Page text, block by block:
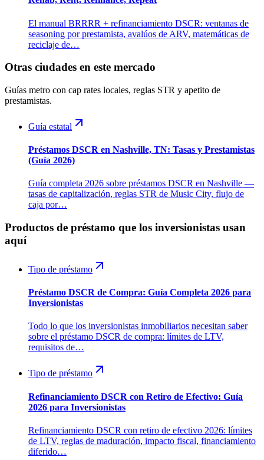
El manual BRRRR + refinanciamiento DSCR: ventanas de
seasoning por prestamista, avalúos de ARV, matemáticas de
reciclaje de…
Otras ciudades en este mercado
Guías metro con cap rates locales, reglas STR y apetito de
prestamistas.
Guía estatal
Préstamos DSCR en Nashville, TN: Tasas y Prestamistas
(Guía 2026)
Guía completa 2026 sobre préstamos DSCR en Nashville —
tasas de capitalización, reglas STR de Music City, flujo de
caja por…
Productos de préstamo que los inversionistas usan
aquí
Tipo de préstamo
Préstamo DSCR de Compra: Guía Completa 2026 para
Inversionistas
Todo lo que los inversionistas inmobiliarios necesitan saber
sobre el préstamo DSCR de compra: límites de LTV,
requisitos de…
Tipo de préstamo
Refinanciamiento DSCR con Retiro de Efectivo: Guía
2026 para Inversionistas
Refinanciamiento DSCR con retiro de efectivo 2026: límites
de LTV, reglas de maduración, impacto fiscal, financiamiento
diferido…